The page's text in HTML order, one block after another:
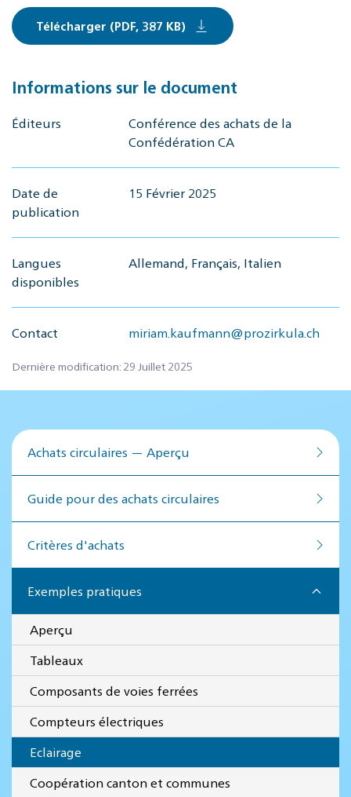
Télécharger (PDF, 387 KB)
Informations sur le document
Éditeurs
Conférence des achats de la
Confédération CA
Date de
publication
15 Février 2025
Langues
disponibles
Allemand, Français, Italien
Contact miriam.kaufmann@prozirkula.ch
Dernière modification: 29 Juillet 2025
Achats circulaires — Aperçu
Guide pour des achats circulaires
Critères d'achats
Exemples pratiques
Aperçu
Tableaux
Composants de voies ferrées
Compteurs électriques
Eclairage
Coopération canton et communes